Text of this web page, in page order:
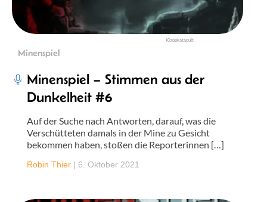
Klappkatapult
Minenspiel
Minenspiel – Stimmen aus der
Dunkelheit #6
Auf der Suche nach Antworten, darauf, was die
Verschütteten damals in der Mine zu Gesicht
bekommen haben, stoßen die Reporterinnen […]
Robin Thier | 6. Oktober 2021